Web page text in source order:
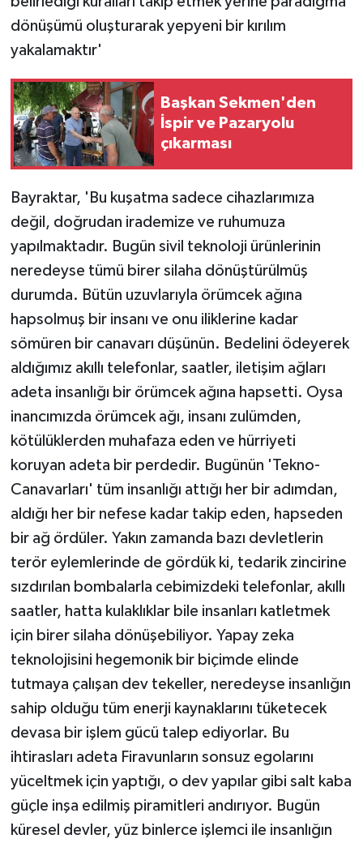
dönüşümü oluşturarak yepyeni bir kırılım
yakalamaktır'
Başkan Sekmen'den
İspir ve Pazaryolu
çıkarması
Bayraktar, 'Bu kuşatma sadece cihazlarımıza
değil, doğrudan irademize ve ruhumuza
yapılmaktadır. Bugün sivil teknoloji ürünlerinin
neredeyse tümü birer silaha dönüştürülmüş
durumda. Bütün uzuvlarıyla örümcek ağına
hapsolmuş bir insanı ve onu iliklerine kadar
sömüren bir canavarı düşünün. Bedelini ödeyerek
aldığımız akıllı telefonlar, saatler, iletişim ağları
adeta insanlığı bir örümcek ağına hapsetti. Oysa
inancımızda örümcek ağı, insanı zulümden,
kötülüklerden muhafaza eden ve hürriyeti
koruyan adeta bir perdedir. Bugünün 'Tekno-
Canavarları' tüm insanlığı attığı her bir adımdan,
aldığı her bir nefese kadar takip eden, hapseden
bir ağ ördüler. Yakın zamanda bazı devletlerin
terör eylemlerinde de gördük ki, tedarik zincirine
sızdırılan bombalarla cebimizdeki telefonlar, akıllı
saatler, hatta kulaklıklar bile insanları katletmek
için birer silaha dönüşebiliyor. Yapay zeka
teknolojisini hegemonik bir biçimde elinde
tutmaya çalışan dev tekeller, neredeyse insanlığın
sahip olduğu tüm enerji kaynaklarını tüketecek
devasa bir işlem gücü talep ediyorlar. Bu
ihtirasları adeta Firavunların sonsuz egolarını
yüceltmek için yaptığı, o dev yapılar gibi salt kaba
güçle inşa edilmiş piramitleri andırıyor. Bugün
küresel devler, yüz binlerce işlemci ile insanlığın